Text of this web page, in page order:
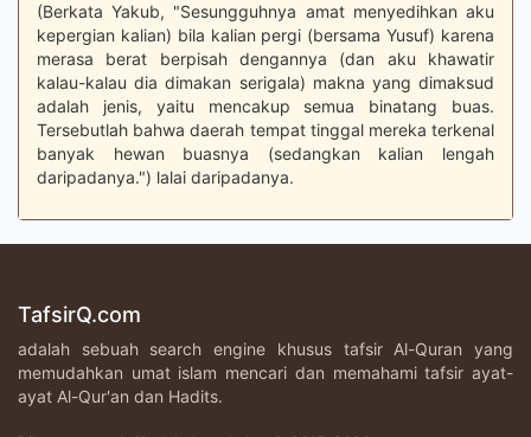
(Berkata Yakub, "Sesungguhnya amat menyedihkan aku
kepergian kalian) bila kalian pergi (bersama Yusuf) karena
merasa berat berpisah dengannya (dan aku khawatir
kalau-kalau dia dimakan serigala) makna yang dimaksud
adalah jenis, yaitu mencakup semua binatang buas.
Tersebutlah bahwa daerah tempat tinggal mereka terkenal
banyak hewan buasnya (sedangkan kalian lengah
daripadanya.") lalai daripadanya.
TafsirQ.com
adalah sebuah search engine khusus tafsir Al-Quran yang
memudahkan umat islam mencari dan memahami tafsir ayat-
ayat Al-Qur'an dan Hadits.